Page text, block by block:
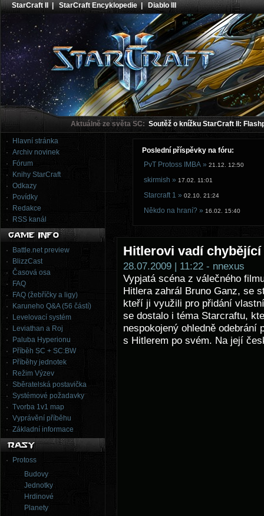
StarCraft II |StarCraft Encyklopedie|Diablo III
Aktuálně ze světa SC: Soutěž o knížku StarCraft II:
Hlavní stránka
Archiv novinek
Fórum
Knihy StarCraft
Odkazy
Povídky
Redakce
RSS kanál
Battle.net preview
BlizzCast
Časová osa
FAQ
FAQ (žebříčky a ligy)
Karuneho Q&A (56 částí)
Levelovací systém
Leviathan a Roj
Paluba Hyperionu
Příběh SC + SC:BW
Příběhy jednotek
Režim Výzev
Sběratelská postavička
Systémové požadavky
Tvorba 1v1 map
Vyprávění příběhu
Základní informace
Protoss
Budovy
Jednotky
Hrdinové
Planety
Poslední příspěvky na fóru:
PvT Protoss IMBA » 21.12. 12:50
skirmish » 17.02. 11:01
Starcraft 1 » 02.10. 21:24
Někdo na hraní? » 16.02. 15:40
Hitlerovi vadí chybějící
28.07.2009 | 11:22 - nnexus
Vypjatá scéna z válečného
Hitlera zahrál Bruno Ganz, se
kteří ji využili pro přidání
se dostalo i téma Starcraftu,
nespokojený ohledně
s Hitlerem po svém. Na její